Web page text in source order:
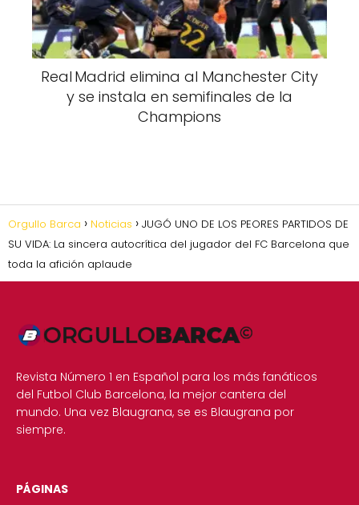
Real Madrid elimina al Manchester City
y se instala en semifinales de la
Champions
Orgullo Barca Noticias
JUGÓ UNO DE LOS PEORES PARTIDOS DE
SU VIDA: La sincera autocrítica del jugador del FC Barcelona que
toda la afición aplaude
Revista Número 1 en Español para los más fanáticos
del Futbol Club Barcelona, la mejor cantera del
mundo. Una vez Blaugrana, se es Blaugrana por
siempre.
PÁGINAS